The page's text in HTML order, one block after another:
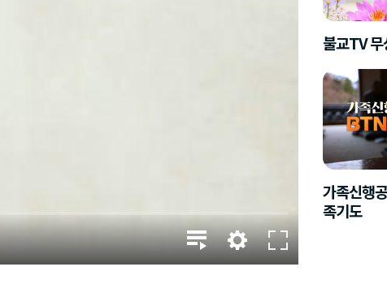
불교TV
가족신행
족기도